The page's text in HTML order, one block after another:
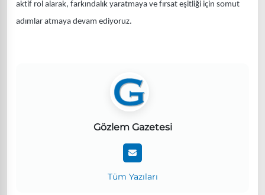
aktif rol alarak, farkındalık yaratmaya ve fırsat eşitliği için somut
adımlar atmaya devam ediyoruz.
Gözlem Gazetesi
Tüm Yazıları